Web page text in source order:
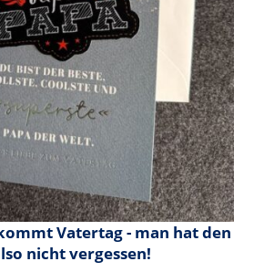
Vatertag - man hat den
nicht vergessen!